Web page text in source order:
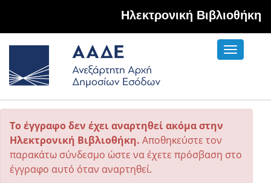
Hλεκτρονική Βιβλιοθήκη
Toggle
Το έγγραφο δεν έχει αναρτηθεί ακόμα στην
Ηλεκτρονική Βιβλιοθήκη. Αποθηκεύστε τον
παρακάτω σύνδεσμο ώστε να έχετε πρόσβαση στο
έγγραφο αυτό όταν αναρτηθεί.